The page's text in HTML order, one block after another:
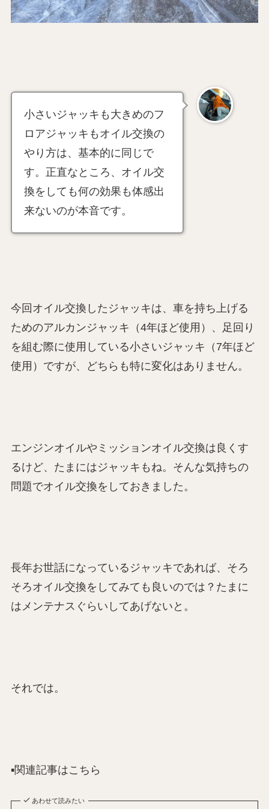
小さいジャッキも大きめのフ
ロアジャッキもオイル交換の
やり方は、基本的に同じで
す。正直なところ、オイル交
換をしても何の効果も体感出
来ないのが本音です。
今回オイル交換したジャッキは、車を持ち上げる
ためのアルカンジャッキ（4年ほど使用）、足回り
を組む際に使用している小さいジャッキ（7年ほど
使用）ですが、どちらも特に変化はありません。
エンジンオイルやミッションオイル交換は良くす
るけど、たまにはジャッキもね。そんな気持ちの
問題でオイル交換をしておきました。
長年お世話になっているジャッキであれば、そろ
そろオイル交換をしてみても良いのでは？たまに
はメンテナスぐらいしてあげないと。
それでは。
▪️関連記事はこちら
あわせて読みたい